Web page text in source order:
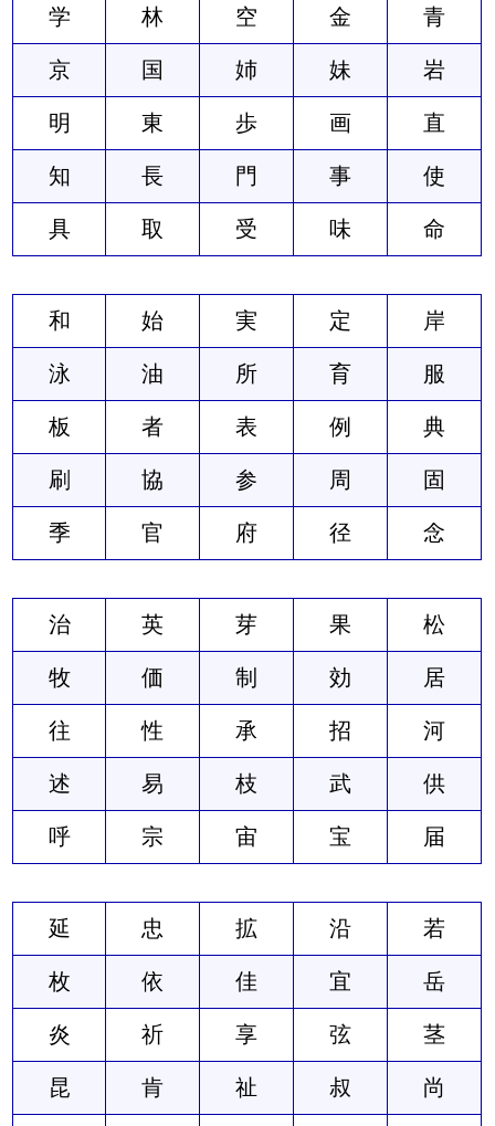
学 林 空 金 青
京 国 姉 妹 岩
明 東 歩 画 直
知 長 門 事 使
具 取 受 味 命
和 始 実 定 岸
泳 油 所 育 服
板 者 表 例 典
刷 協 参 周 固
季 官 府 径 念
治 英 芽 果 松
牧 価 制 効 居
往 性 承 招 河
述 易 枝 武 供
呼 宗 宙 宝 届
延 忠 拡 沿 若
枚 依 佳 宜 岳
炎 祈 享 弦 茎
昆 肯 祉 叔 尚